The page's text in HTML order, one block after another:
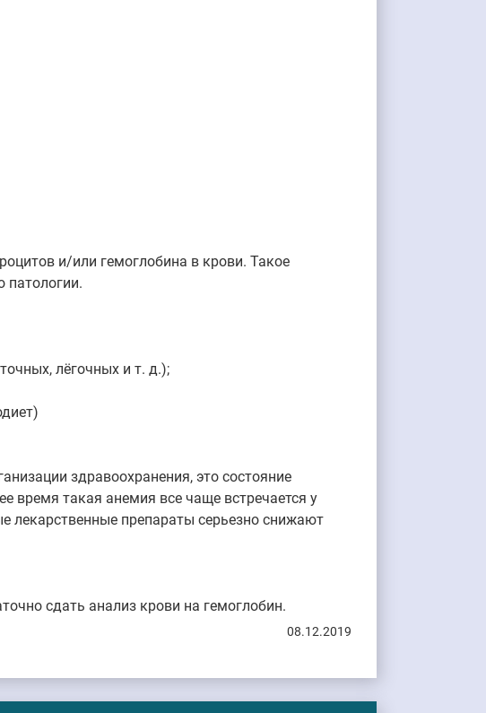
и/или гемоглобина в крови. Такое
патологии.
лёгочных и т. д.);
здравоохранения, это состояние
время такая анемия все чаще встречается у
лекарственные препараты серьезно снижают
сдать анализ крови на гемоглобин.
08.12.2019